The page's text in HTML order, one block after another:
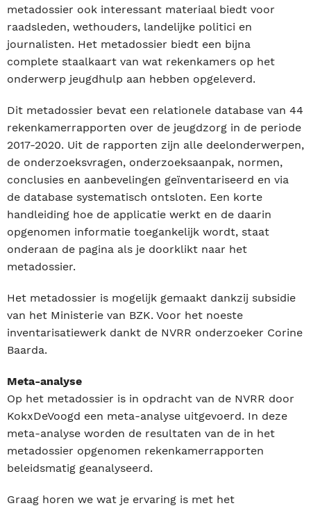
metadossier ook interessant materiaal biedt voor
raadsleden, wethouders, landelijke politici en
journalisten. Het metadossier biedt een bijna
complete staalkaart van wat rekenkamers op het
onderwerp jeugdhulp aan hebben opgeleverd.
Dit metadossier bevat een relationele database van 44
rekenkamerrapporten over de jeugdzorg in de periode
2017-2020. Uit de rapporten zijn alle deelonderwerpen,
de onderzoeksvragen, onderzoeksaanpak, normen,
conclusies en aanbevelingen geïnventariseerd en via
de database systematisch ontsloten. Een korte
handleiding hoe de applicatie werkt en de daarin
opgenomen informatie toegankelijk wordt, staat
onderaan de pagina als je doorklikt naar het
metadossier.
Het metadossier is mogelijk gemaakt dankzij subsidie
van het Ministerie van BZK. Voor het noeste
inventarisatiewerk dankt de NVRR onderzoeker Corine
Baarda.
Meta-analyse
Op het metadossier is in opdracht van de NVRR door
KokxDeVoogd een meta-analyse uitgevoerd. In deze
meta-analyse worden de resultaten van de in het
metadossier opgenomen rekenkamerrapporten
beleidsmatig geanalyseerd.
Graag horen we wat je ervaring is met het